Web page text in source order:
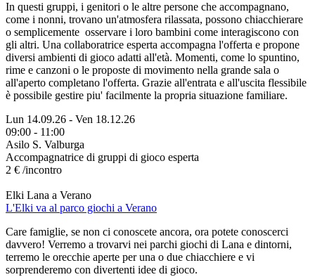
In questi gruppi, i genitori o le altre persone che accompagnano,
come i nonni, trovano un'atmosfera rilassata, possono chiacchierare
o semplicemente osservare i loro bambini come interagiscono con
gli altri. Una collaboratrice esperta accompagna l'offerta e propone
diversi ambienti di gioco adatti all'età. Momenti, come lo spuntino,
rime e canzoni o le proposte di movimento nella grande sala o
all'aperto completano l'offerta. Grazie all'entrata e all'uscita flessibile
è possibile gestire piu' facilmente la propria situazione familiare.
Lun 14.09.26 - Ven 18.12.26
09:00 - 11:00
Asilo S. Valburga
Accompagnatrice di gruppi di gioco esperta
2 € /incontro
Elki Lana a Verano
L'Elki va al parco giochi a Verano
Care famiglie, se non ci conoscete ancora, ora potete conoscerci
davvero! Verremo a trovarvi nei parchi giochi di Lana e dintorni,
terremo le orecchie aperte per una o due chiacchiere e vi
sorprenderemo con divertenti idee di gioco.